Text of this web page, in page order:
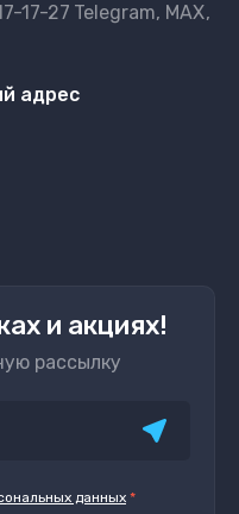
17-27 Telegram, MAX
адрес
и акциях!
рассылку
данных *